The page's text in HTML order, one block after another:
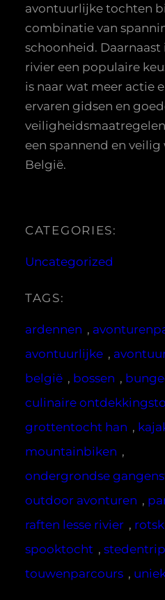
avontuurlijke tochten
combinatie van
schoonheid. Daarnaast
rivier een populaire
is naar wat meer actie
ervaren gidsen en
een spannend en
België.
CATEGORIES:
Uncategorized
TAGS:
ardennen ,
avontuurlijke ,
belgië , bossen ,
culinaire
grottentocht han ,
mountainbiken ,
ondergrondse
outdoor avonturen ,
raften lesse rivier ,
spooktocht ,
touwenparcours ,